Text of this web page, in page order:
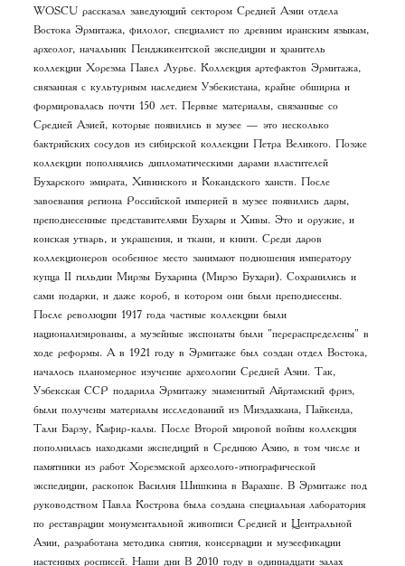
WOSCU рассказал заведующий сектором Средней Азии отдела
Востока Эрмитажа, филолог, специалист по древним иранским языкам,
археолог, начальник Пенджикентской экспедиции и хранитель
коллекции Хорезма Павел Лурье. Коллекция артефактов Эрмитажа,
связанная с культурным наследием Узбекистана, крайне обширна и
формировалась почти 150 лет. Первые материалы, связанные со
Средней Азией, которые появились в музее — это несколько
бактрийских сосудов из сибирской коллекции Петра Великого. Позже
коллекции пополнялись дипломатическими дарами властителей
Бухарского эмирата, Хивинского и Кокандского ханств. После
завоевания региона Российской империей в музее появились дары,
преподнесенные представителями Бухары и Хивы. Это и оружие, и
конская утварь, и украшения, и ткани, и книги. Среди даров
коллекционеров особенное место занимают подношения императору
купца II гильдии Мирзы Бухарина (Мирзо Бухари). Сохранились и
сами подарки, и даже короб, в котором они были преподнесены.
После революции 1917 года частные коллекции были
национализированы, а музейные экспонаты были "перераспределены" в
ходе реформы. А в 1921 году в Эрмитаже был создан отдел Востока,
началось планомерное изучение археологии Средней Азии. Так,
Узбекская ССР подарила Эрмитажу знаменитый Айртамский фриз,
были получены материалы исследований из Миздахкана, Пайкенда,
Тали Барзу, Кафир-калы. После Второй мировой войны коллекция
пополнилась находками экспедиций в Среднюю Азию, в том числе и
памятники из работ Хорезмской археолого-этнографической
экспедиции, раскопок Василия Шишкина в Варахше. В Эрмитаже под
руководством Павла Кострова была создана специальная лаборатория
по реставрации монументальной живописи Средней и Центральной
Азии, разработана методика снятия, консервации и музеефикации
настенных росписей. Наши дни В 2010 году в одиннадцати залах